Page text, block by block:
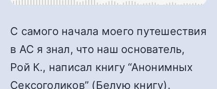
С самого начала моего путешествия
в АС я знал, что наш основатель,
Рой К., написал книгу “Анонимных
Сексоголиков” (Белую книгу).